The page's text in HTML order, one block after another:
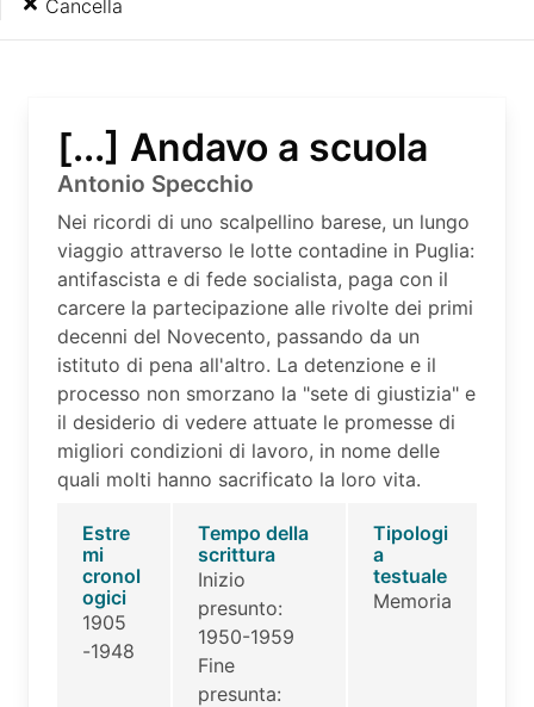
Cancella
[...] Andavo a scuola
Antonio Specchio
Nei ricordi di uno scalpellino barese, un lungo
viaggio attraverso le lotte contadine in Puglia:
antifascista e di fede socialista, paga con il
carcere la partecipazione alle rivolte dei primi
decenni del Novecento, passando da un
istituto di pena all'altro. La detenzione e il
processo non smorzano la "sete di giustizia" e
il desiderio di vedere attuate le promesse di
migliori condizioni di lavoro, in nome delle
quali molti hanno sacrificato la loro vita.
Estre
mi
cronol
ogici
1905
-1948
Tempo della
scrittura
Inizio
presunto:
1950-1959
Fine
presunta:
Tipologi
a
testuale
Memoria